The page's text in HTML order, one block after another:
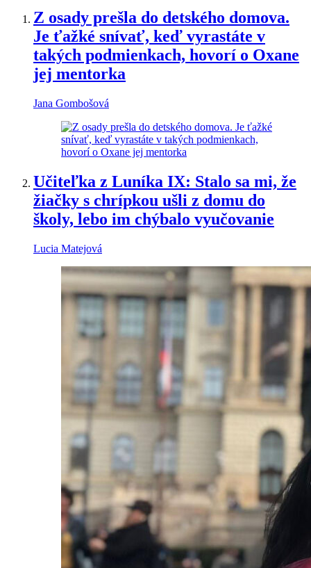
Z osady prešla do detského domova.
Je ťažké snívať, keď vyrastáte v
takých podmienkach, hovorí o Oxane
jej mentorka
Jana Gombošová
Učiteľka z Luníka IX: Stalo sa mi, že
žiačky s chrípkou ušli z domu do
školy, lebo im chýbalo vyučovanie
Lucia Matejová